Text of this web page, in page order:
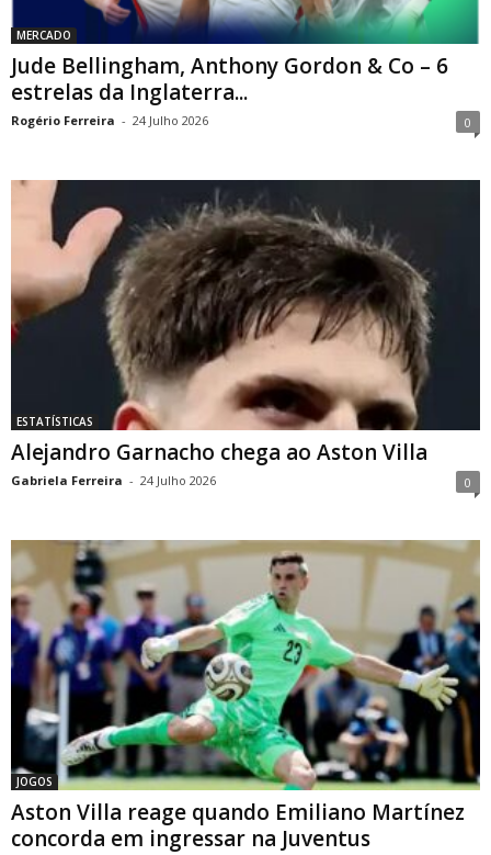
MERCADO
Jude Bellingham, Anthony Gordon & Co – 6
estrelas da Inglaterra...
Rogério Ferreira - 24 Julho 2026 0
ESTATÍSTICAS
Alejandro Garnacho chega ao Aston Villa
Gabriela Ferreira - 24 Julho 2026 0
JOGOS
Aston Villa reage quando Emiliano Martínez
concorda em ingressar na Juventus